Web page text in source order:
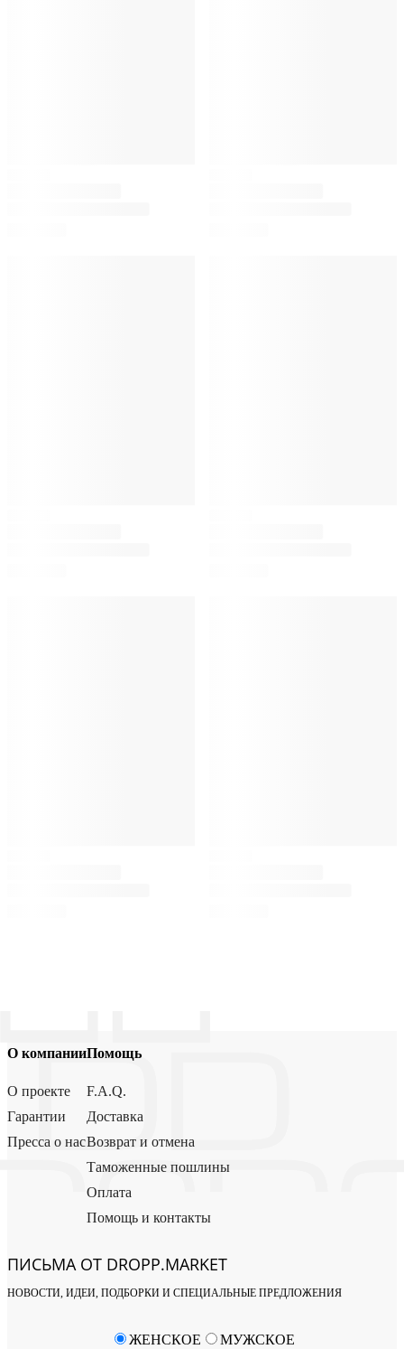
О компании
О проекте
Гарантии
Пресса о нас
Помощь
F.A.Q.
Доставка
Возврат и отмена
Таможенные пошлины
Оплата
Помощь и контакты
ПИСЬМА ОТ DROPP.MARKET
НОВОСТИ, ИДЕИ, ПОДБОРКИ И СПЕЦИАЛЬНЫЕ ПРЕДЛОЖЕНИЯ
ЖЕНСКОЕ МУЖСКОЕ